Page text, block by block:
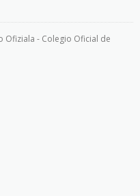
Ofiziala - Colegio Oficial de